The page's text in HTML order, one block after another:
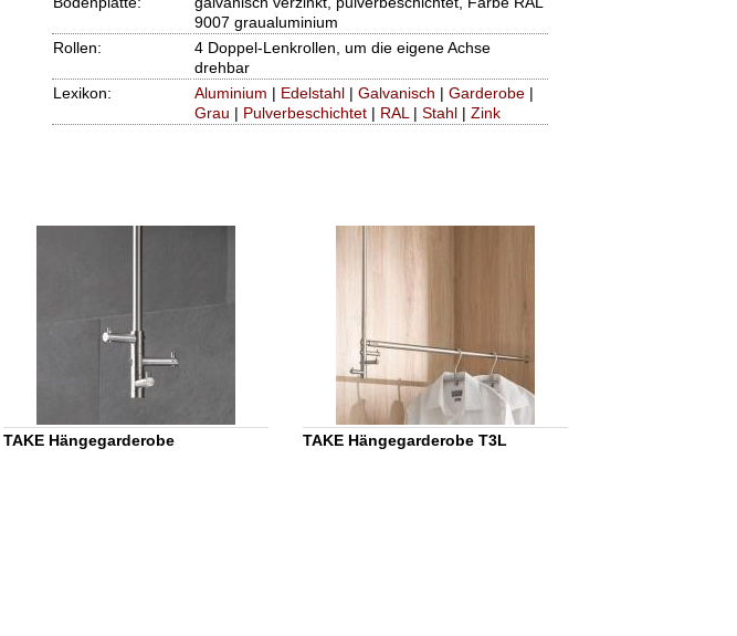
9007 graualuminium
Rollen:
4 Doppel-Lenkrollen, um die eigene Achse
drehbar
Lexikon:
Aluminium | Edelstahl| Galvanisch | Garderobe|
Grau | Pulverbeschichtet| RAL | Stahl| Zink
TAKE Hängegarderobe TAKE Hängegarderobe T3L